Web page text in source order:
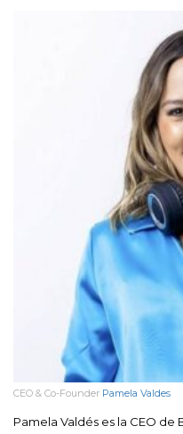
CEO & Co-Founder Pamela Valdes
Pamela Valdés es la CEO